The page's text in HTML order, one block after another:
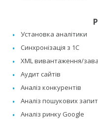
Установка аналітики
Синхронізація з 1C
XML вивантаження/
Аудит сайтів
Аналіз конкурентів
Аналіз пошукових
Аналіз ринку Google